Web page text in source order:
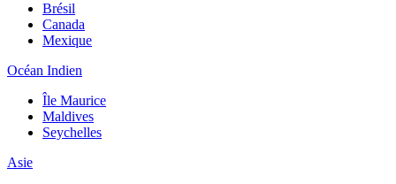
Brésil
Canada
Mexique
Océan Indien
Île Maurice
Maldives
Seychelles
Asie